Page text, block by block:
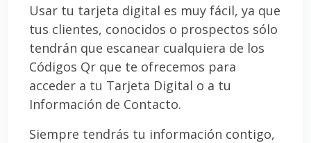
Usar tu tarjeta digital es muy fácil, ya que
tus clientes, conocidos o prospectos sólo
tendrán que escanear cualquiera de los
Códigos Qr que te ofrecemos para
acceder a tu Tarjeta Digital o a tu
Información de Contacto.
Siempre tendrás tu información contigo,